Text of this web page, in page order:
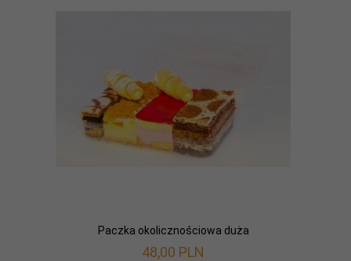
Paczka okolicznościowa duża
48,00 PLN